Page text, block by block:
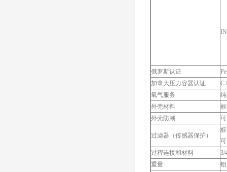
俄罗斯认证
加拿大压力容器认证
氧气服务
外壳材料
外壳防潮
过滤器（传感器保护）
过程连接和材料
3/
重量